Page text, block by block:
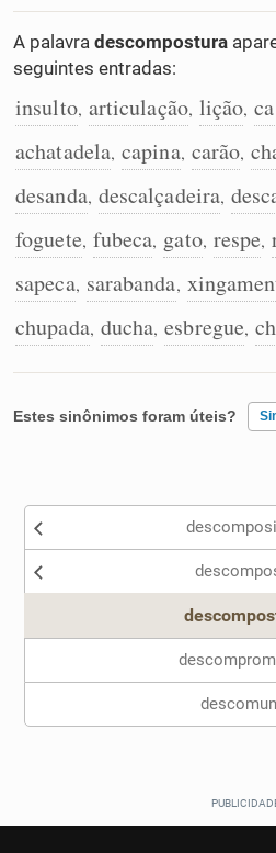
Caça-palavras
Dicionário
Sinônimos
A palavra descompostura
seguintes entradas:
insulto, articulação, lição,
achatadela, capina, carão,
desanda, descalçadeira,
foguete, fubeca, gato, respe,
sapeca, sarabanda,
chupada, ducha, esbregue,
Estes sinônimos foram úteis?
Nenhum dos sinônimos